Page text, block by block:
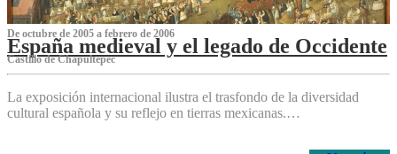
De octubre de 2005 a febrero de 2006
España medieval y el legado de Occidente
Castillo de Chapultepec
La exposición internacional ilustra el trasfondo de la diversidad
cultural española y su reflejo en tierras mexicanas.…